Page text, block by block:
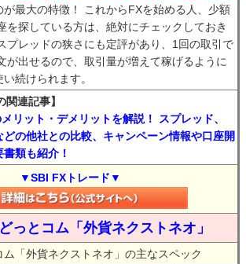
が最大の特徴！ これからFXを始める人、少額
を探している方は、絶対にチェックしておき
プレッドの狭さにも定評があり、1回の取引で
が出せるので、取引量が増えて稼げるように
続けられます。
関連記事】
リット・デメリットを解説！ スプレッド、
どの他社との比較、キャンペーン情報や口座開
類も紹介！
▼SBI FXトレード▼
っとコム「外貨ネクストネオ」
ム「外貨ネクストネオ」の主なスペック